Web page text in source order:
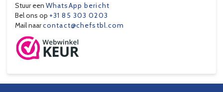
Stuur een WhatsApp bericht
Bel ons op +31 85 303 0203
Mail naarcontact@chefstbl.com